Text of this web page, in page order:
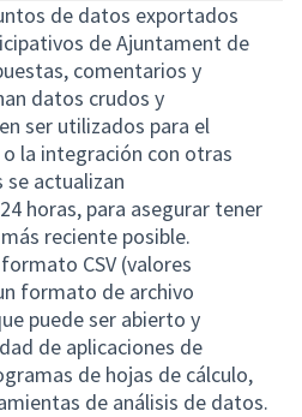
de datos exportados
de Ajuntament de
comentarios y
datos crudos y
ser utilizados para el
la integración con otras
actualizan
horas, para asegurar tener
reciente posible.
CSV (valores
formato de archivo
puede ser abierto y
de aplicaciones de
de hojas de cálculo,
de análisis de datos.